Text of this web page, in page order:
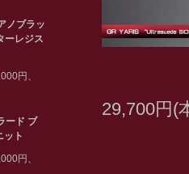
ノブラッ
ーレジス
円、
ード ブ
ット
円、
29,700円(